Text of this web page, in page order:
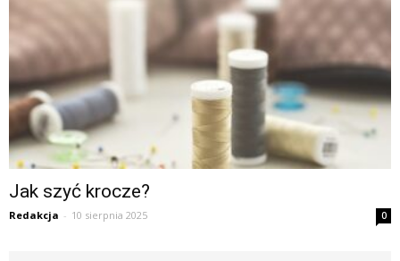
Jak szyć krocze?
Redakcja - 10 sierpnia 2025 0